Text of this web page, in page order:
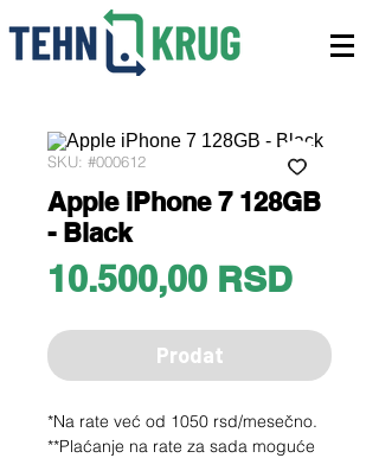
SKU: #000612
Apple iPhone 7 128GB
- Black
10.500,00 RSDPrice
Prodat
*Na rate već od 1050 rsd/mesečno.
**Plaćanje na rate za sada moguće